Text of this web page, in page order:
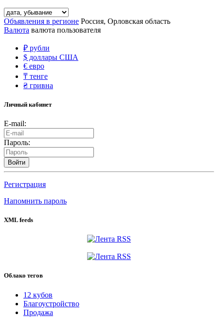
Объявления в регионе Россия, Орловская область
Валюта валюта пользователя
₽ рубли
$ доллары США
€ евро
₸ тенге
₴ гривна
Личный кабинет
E-mail:
Пароль:
Войти
Регистрация
Напомнить пароль
XML feeds
Облако тегов
12 кубов
Благоустройство
Продажа